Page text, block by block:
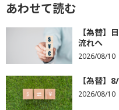
あわせて読む
【為替】
流れへ
2026/08/10
【為替】
2026/08/10